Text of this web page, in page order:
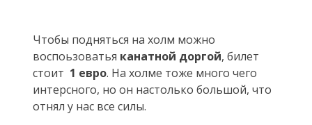
Чтобы подняться на холм можно
воспоьзоватья канатной доргой, билет
стоит 1 евро. На холме тоже много чего
интерсного, но он настолько большой, что
отнял у нас все силы.